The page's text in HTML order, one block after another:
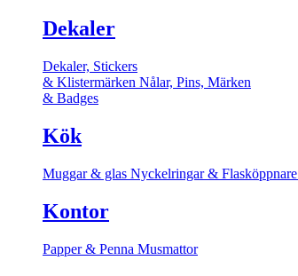
Dekaler
Dekaler, Stickers
& Klistermärken Nålar, Pins, Märken
& Badges
Kök
Muggar & glas Nyckelringar & Flasköppnare
Kontor
Papper & Penna Musmattor